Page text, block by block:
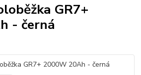
GR7+
- černá